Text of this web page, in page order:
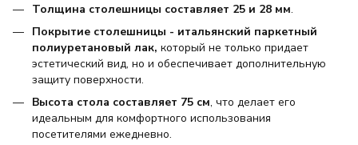
Толщина столешницы составляет 25 и 28 мм.
Покрытие столешницы - итальянский паркетный
полиуретановый лак, который не только придает
эстетический вид, но и обеспечивает дополнительную
защиту поверхности.
Высота стола составляет 75 см, что делает его
идеальным для комфортного использования
посетителями ежедневно.